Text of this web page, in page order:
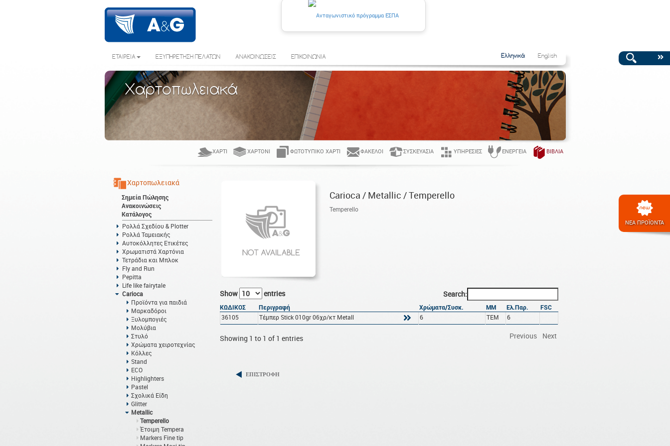
ΝΕΑ ΠΡΟΪΟΝΤΑ
ΕΤΑΙΡΕΙΑ ΕΞΥΠΗΡΕΤΗΣΗ ΠΕΛΑΤΩΝ ΑΝΑΚΟΙΝΩΣΕΙΣ ΕΠΙΚΟΙΝΩΝΙΑ Ελληνικά English
Χαρτοπωλειακά
ΧΑΡΤΊ ΧΑΡΤΌΝΙ ΦΩΤΟΤΥΠΙΚΌ ΧΑΡΤΊ ΦΆΚΕΛΟΙ ΣΥΣΚΕΥΑΣΊΑ ΥΠΗΡΕΣΊΕΣ ΕΝΈΡΓΕΙΑ ΒΙΒΛΊΑ
Χαρτοπωλειακά
Σημεία Πώλησης
Ανακοινώσεις
Κατάλογος
Ρολλά Σχεδίου & Plotter
Ρολλά Ταμειακής
Αυτοκόλλητες Ετικέτες
Χρωματιστά Χαρτόνια
Τετράδια και Μπλοκ
Fly and Run
Pepitta
Life like fairytale
Carioca
Προϊόντα για παιδιά
Μαρκαδόροι
Ξυλομπογιές
Μολύβια
Στυλό
Χρώματα χειροτεχνίας
Κόλλες
Stand
ECO
Highlighters
Pastel
Σχολικά Είδη
Glitter
Metallic
Temperello
Έτοιμη Tempera
Markers Fine tip
Carioca / Metallic / Temperello
Temperello
Show entries Search:
ΚΩΔΙΚΟΣ Περιγραφή Χρώματα/Συσκ. ΜΜ Ελ.Παρ.
FSC
36105
Τέμπερ Stick 010gr 06χρ/κτ Metall 6 ΤΕΜ 6
Showing 1 to 1 of 1 entries Previous Next
ΕΠΙΣΤΡΟΦΗ